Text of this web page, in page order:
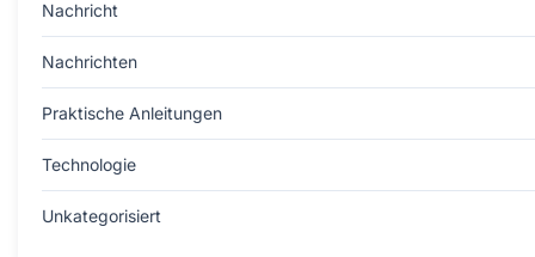
Nachricht
Nachrichten
Praktische Anleitungen
Technologie
Unkategorisiert